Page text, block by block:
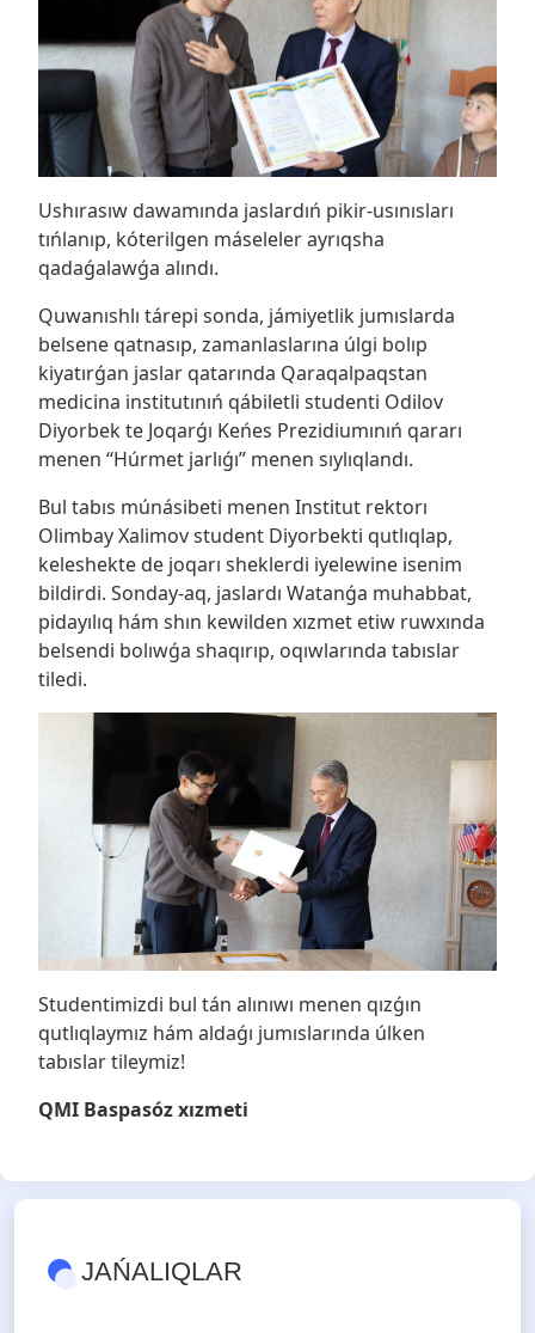
Ushırasıw dawamında jaslardıń pikir-usınısları
tıńlanıp, kóterilgen máseleler ayrıqsha
qadaǵalawǵa alındı.
Quwanıshlı tárepi sonda, jámiyetlik jumıslarda
belsene qatnasıp, zamanlaslarına úlgi bolıp
kiyatırǵan jaslar qatarında Qaraqalpaqstan
medicina institutınıń qábiletli studenti Odilov
Diyorbek te Joqarǵı Keńes Prezidiumınıń qararı
menen “Húrmet jarlıǵı” menen sıylıqlandı.
Bul tabıs múnásibeti menen Institut rektorı
Olimbay Xalimov student Diyorbekti qutlıqlap,
keleshekte de joqarı sheklerdi iyelewine isenim
bildirdi. Sonday-aq, jaslardı Watanǵa muhabbat,
pidayılıq hám shın kewilden xızmet etiw ruwxında
belsendi bolıwǵa shaqırıp, oqıwlarında tabıslar
tiledi.
Studentimizdi bul tán alınıwı menen qızǵın
qutlıqlaymız hám aldaǵı jumıslarında úlken
tabıslar tileymiz!
QMI Baspasóz xızmeti
JAŃALIQLAR